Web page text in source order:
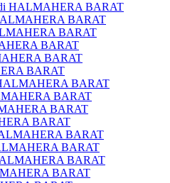
di HALMAHERA BARAT
BARAT
BARAT
BARAT
BARAT
BARAT
BARAT
BARAT
BARAT
BARAT
BARAT
BARAT
BARAT
BARAT